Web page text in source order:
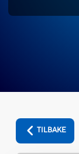
TILBAKE